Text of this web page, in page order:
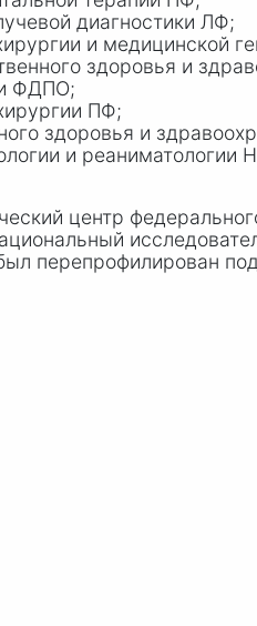
диагностики ЛФ;
и медицинской
здоровья и
ФДПО;
ПФ;
здоровья и
и реаниматологии
центр
перепрофилирован